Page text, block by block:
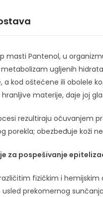
masti Pantenol, u
ugljenih
kod oštećene ili obolele
materije, daje joj
rezultiraju očuvanjem
porekla; obezbeđuje koži
za pospešivanje
fizičkim i hemijskim
prekomernog